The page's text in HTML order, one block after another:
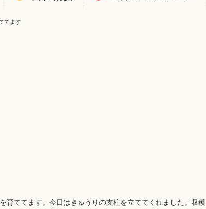
てます
育ててます。今日はきゅうりの支柱を立ててくれました。収穫